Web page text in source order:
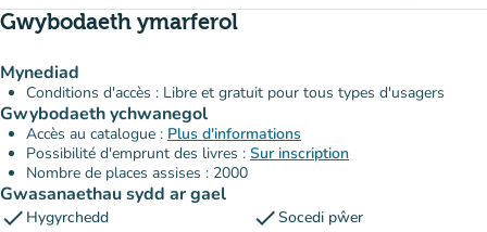
Gwybodaeth ymarferol
Mynediad
Conditions d'accès : Libre et gratuit pour tous types d'usagers
Gwybodaeth ychwanegol
Accès au catalogue : Plus d'informations
Possibilité d'emprunt des livres : Sur inscription
Nombre de places assises : 2000
Gwasanaethau sydd ar gael
check Hygyrchedd checkSocedi pŵer